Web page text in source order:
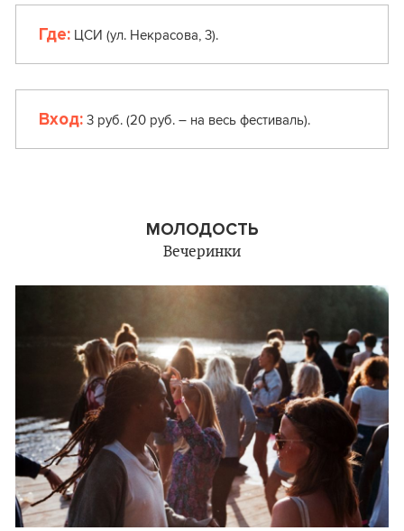
Где: ЦСИ (ул. Некрасова, 3).
Вход:3 руб. (20 руб. – на весь фестиваль).
МОЛОДОСТЬ
Вечеринки